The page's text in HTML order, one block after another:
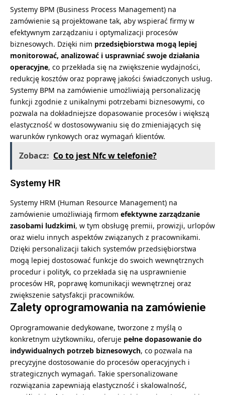
Systemy BPM (Business Process Management) na
zamówienie są projektowane tak, aby wspierać firmy w
efektywnym zarządzaniu i optymalizacji procesów
biznesowych. Dzięki nim przedsiębiorstwa mogą lepiej
monitorować, analizować i usprawniać swoje działania
operacyjne, co przekłada się na zwiększenie wydajności,
redukcję kosztów oraz poprawę jakości świadczonych usług.
Systemy BPM na zamówienie umożliwiają personalizację
funkcji zgodnie z unikalnymi potrzebami biznesowymi, co
pozwala na dokładniejsze dopasowanie procesów i większą
elastyczność w dostosowywaniu się do zmieniających się
warunków rynkowych oraz wymagań klientów​.
Zobacz: Co to jest Nfc w telefonie?
Systemy HR
Systemy HRM (Human Resource Management) na
zamówienie umożliwiają firmom efektywne zarządzanie
zasobami ludzkimi, w tym obsługę premii, prowizji, urlopów
oraz wielu innych aspektów związanych z pracownikami.
Dzięki personalizacji takich systemów przedsiębiorstwa
mogą lepiej dostosować funkcje do swoich wewnętrznych
procedur i polityk, co przekłada się na usprawnienie
procesów HR, poprawę komunikacji wewnętrznej oraz
zwiększenie satysfakcji pracowników.
Zalety oprogramowania na zamówienie
Oprogramowanie dedykowane, tworzone z myślą o
konkretnym użytkowniku, oferuje pełne dopasowanie do
indywidualnych potrzeb biznesowych, co pozwala na
precyzyjne dostosowanie do procesów operacyjnych i
strategicznych wymagań. Takie spersonalizowane
rozwiązania zapewniają elastyczność i skalowalność,